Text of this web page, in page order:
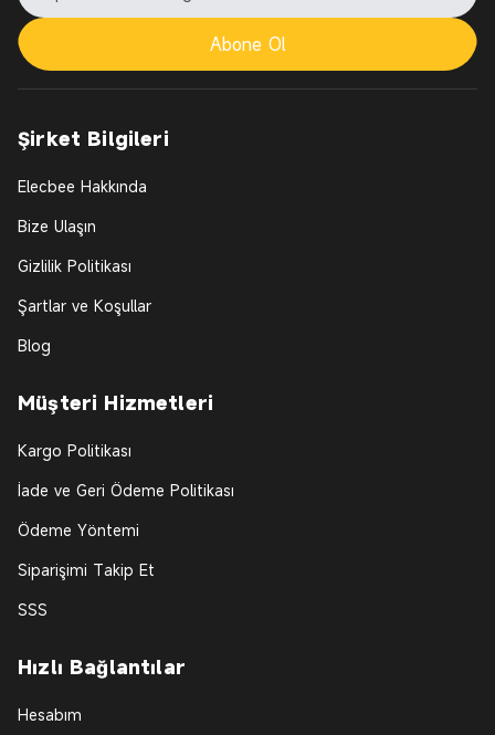
Abone Ol
Şirket Bilgileri
Elecbee Hakkında
Bize Ulaşın
Gizlilik Politikası
Şartlar ve Koşullar
Blog
Müşteri Hizmetleri
Kargo Politikası
İade ve Geri Ödeme Politikası
Ödeme Yöntemi
Siparişimi Takip Et
SSS
Hızlı Bağlantılar
Hesabım